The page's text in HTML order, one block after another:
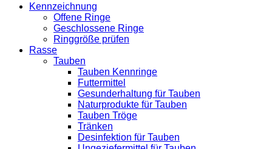
Kennzeichnung
Offene Ringe
Geschlossene Ringe
Ringgröße prüfen
Rasse
Tauben
Tauben Kennringe
Futtermittel
Gesunderhaltung für Tauben
Naturprodukte für Tauben
Tauben Tröge
Tränken
Desinfektion für Tauben